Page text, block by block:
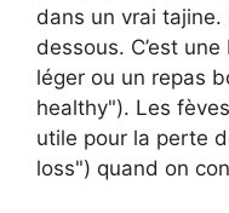
dans un vrai
dessous. C’est
léger ou un repas
healthy"). Les
utile pour la perte
loss") quand on